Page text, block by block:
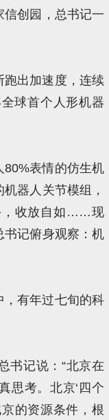
信创园，总书记一
跑出加速度，连续
球首个人形机器
80%表情的仿生机
器人关节模组，
，收放自如……现
书记俯身观察：机
，有年过七旬的科
书记说：“北京在
思考。北京‘四个
的资源条件，根